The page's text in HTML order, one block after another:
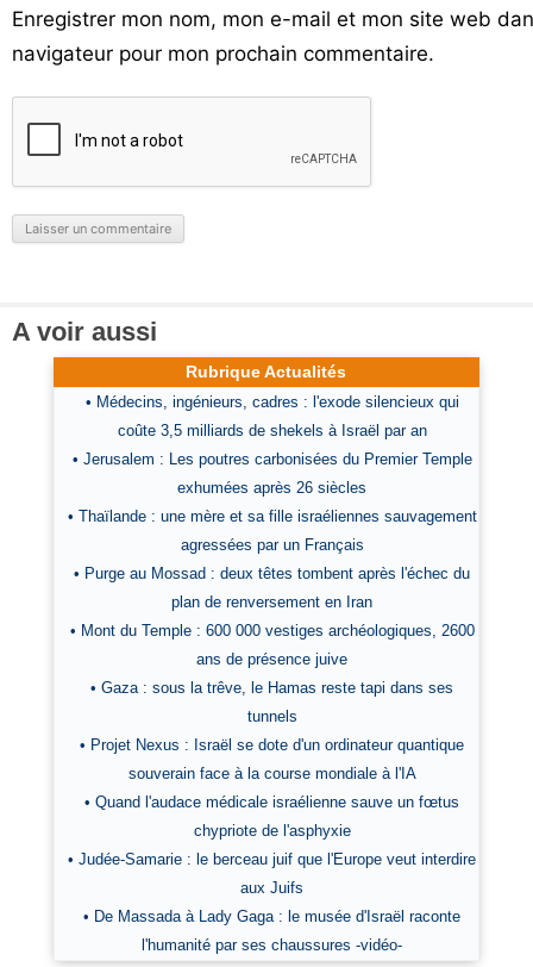
Enregistrer mon nom, mon e-mail et mon site web
navigateur pour mon prochain commentaire.
A voir aussi
Rubrique Actualités
• Médecins, ingénieurs, cadres : l'exode silencieux qui
coûte 3,5 milliards de shekels à Israël par an
• Jerusalem : Les poutres carbonisées du Premier Temple
exhumées après 26 siècles
• Thaïlande : une mère et sa fille israéliennes sauvagement
agressées par un Français
• Purge au Mossad : deux têtes tombent après l'échec du
plan de renversement en Iran
• Mont du Temple : 600 000 vestiges archéologiques, 2600
ans de présence juive
• Gaza : sous la trêve, le Hamas reste tapi dans ses
tunnels
• Projet Nexus : Israël se dote d'un ordinateur quantique
souverain face à la course mondiale à l'IA
• Quand l'audace médicale israélienne sauve un fœtus
chypriote de l'asphyxie
• Judée-Samarie : le berceau juif que l'Europe veut interdire
aux Juifs
• De Massada à Lady Gaga : le musée d'Israël raconte
l'humanité par ses chaussures -vidéo-